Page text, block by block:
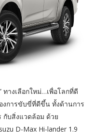
ทางเลือกใหม่…เพื่อโลกที่ดี
งการขับขี่ที่ดีขึ้น ทั้งด้านการ
กับสิ่งแวดล้อม ด้วย
D-Max Hi-lander 1.9